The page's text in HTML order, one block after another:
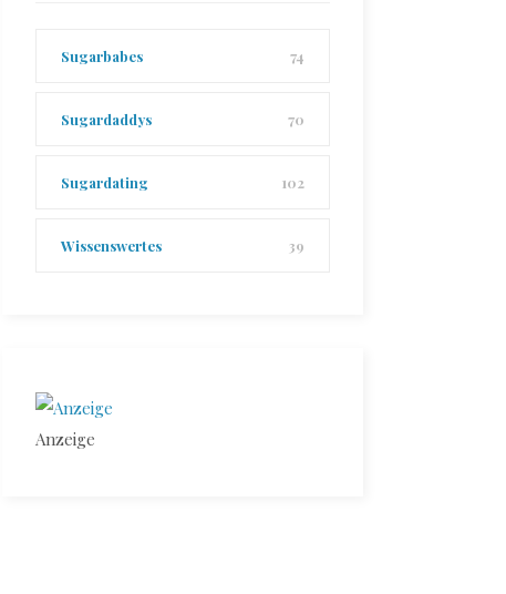
Sugarbabes 74
Sugardaddys 70
Sugardating 102
Wissenswertes 39
Anzeige